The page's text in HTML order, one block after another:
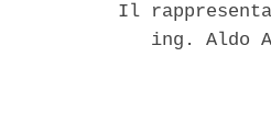
Il
ing. Aldo